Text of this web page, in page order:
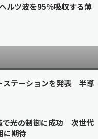
ルツ波を95％吸収する薄
ステーションを発表 半導
で光の制御に成功 次世代
に期待